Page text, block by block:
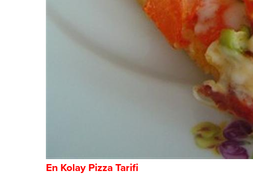
En Kolay Pizza Tarifi